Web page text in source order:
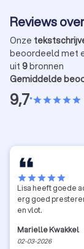
waar AI nog
Reviews
Onze
beoordeeld met
uit 9bronnen
Gemiddelde
9,7•starstarstarstarstar
starstarstarstarstar
Lisa heeft goede
erg goed
en vlot.
Marielle Kwakkel
02-03-2026